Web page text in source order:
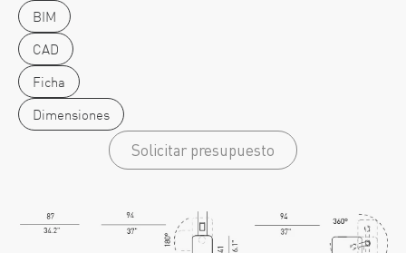
BIM
CAD
Ficha
Dimensiones
Solicitar presupuesto